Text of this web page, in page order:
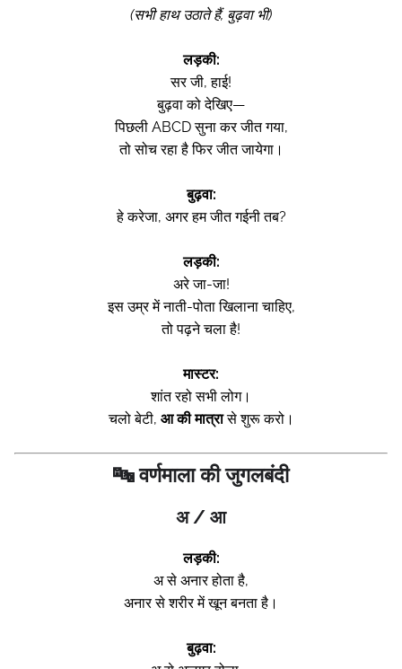
(सभी हाथ उठाते हैं, बुढ़वा भी)
लड़की:
सर जी, हाई!
बुढ़वा को देखिए—
पिछली ABCD सुना कर जीत गया,
तो सोच रहा है फिर जीत जायेगा।
बुढ़वा:
हे करेजा, अगर हम जीत गईनी तब?
लड़की:
अरे जा-जा!
इस उम्र में नाती-पोता खिलाना चाहिए,
तो पढ़ने चला है!
मास्टर:
शांत रहो सभी लोग।
चलो बेटी, आ की मात्रासे शुरू करो।
🔤 वर्णमाला की जुगलबंदी
अ / आ
लड़की:
अ से अनार होता है,
अनार से शरीर में खून बनता है।
बुढ़वा: